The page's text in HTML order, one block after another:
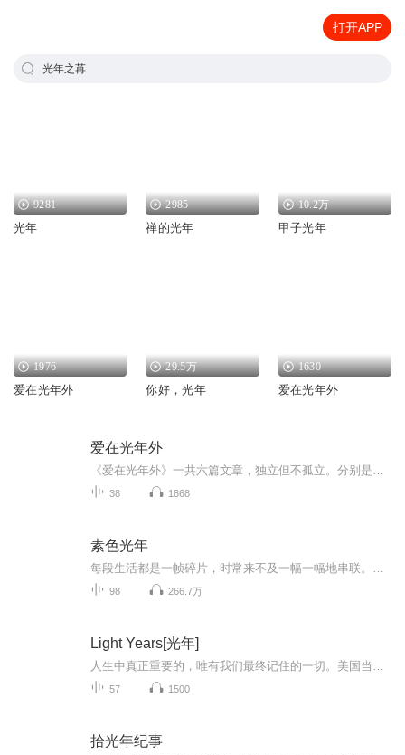
打开APP
光年之苒
9281
光年
2985
禅的光年
10.2万
甲子光年
1976
爱在光年外
29.5万
你好，光年
1630
爱在光年外
爱在光年外
38 1868
素色光年
98 266.7万
Light Years[光年]
57 1500
拾光年纪事